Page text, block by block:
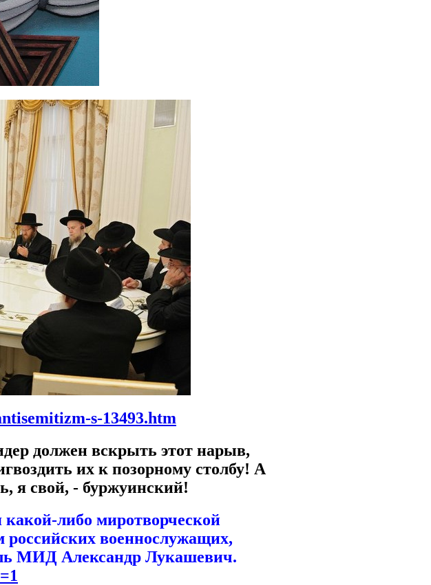
s-13493.htm
должен вскрыть этот нарыв,
их к позорному столбу! А
я свой, - буржуинский!
либо миротворческой
военнослужащих,
МИД Александр Лукашевич.